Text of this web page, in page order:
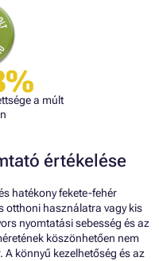
a múlt
értékelése
hatékony fekete-fehér
otthoni használatra vagy kis
nyomtatási sebesség és az
köszönhetően nem
A könnyű kezelhetőség és az